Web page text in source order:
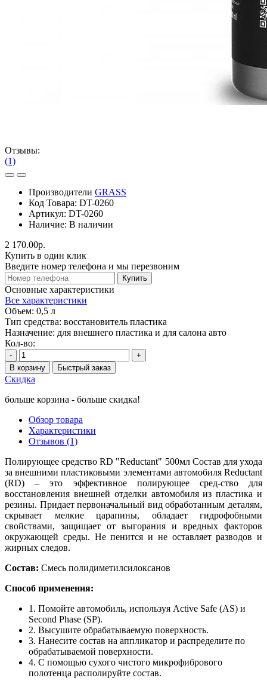
Отзывы:
(1)
Производители GRASS
Код Товара: DT-0260
Артикул: DT-0260
Наличие: В наличии
2 170.00р.
Купить в один клик
Введите номер телефона и мы перезвоним
Купить
Основные характеристики
Все характеристики
Объем: 0,5 л
Тип средства: восстановитель пластика
Назначение: для внешнего пластика и для салона авто
Кол-во:
-
+
В корзину
Быстрый заказ
Скидка
больше корзина - больше скидка!
Обзор товара
Характеристики
Отзывов (1)
Полирующее средство RD "Reductant" 500мл Состав для ухода
за внешними пластиковыми элементами автомобиля Reductant
(RD) – это эффективное полирующее сред-ство для
восстановления внешней отделки автомобиля из пластика и
резины. Придает первоначальный вид обработанным деталям,
скрывает мелкие царапины, обладает гидрофобными
свойствами, защищает от выгорания и вредных факторов
окружающей среды. Не пенится и не оставляет разводов и
жирных следов.
Состав: Смесь полидиметилсилоксанов
Способ применения:
1. Помойте автомобиль, используя Active Safe (AS) и
Second Phase (SP).
2. Высушите обрабатываемую поверхность.
3. Нанесите состав на аппликатор и распределите по
обрабатываемой поверхности.
4. С помощью сухого чистого микрофибрового
полотенца располируйте состав.